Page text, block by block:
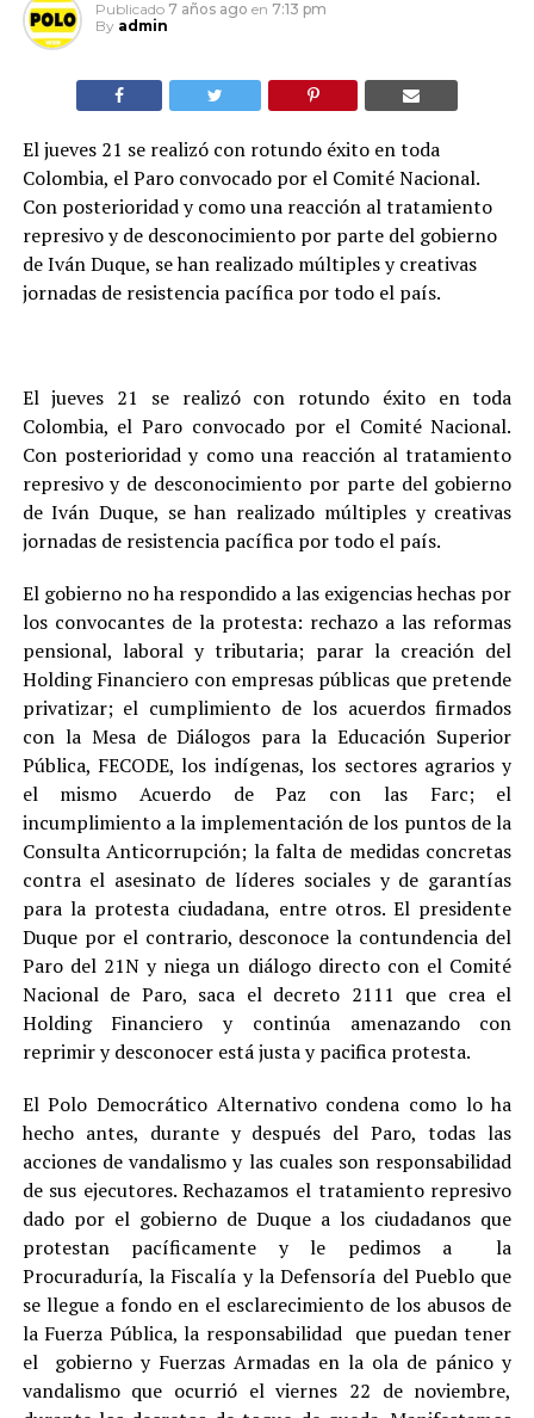
Publicado 7 años ago en 7:13 pm
By admin
El jueves 21 se realizó con rotundo éxito en toda
Colombia, el Paro convocado por el Comité Nacional.
Con posterioridad y como una reacción al tratamiento
represivo y de desconocimiento por parte del gobierno
de Iván Duque, se han realizado múltiples y creativas
jornadas de resistencia pacífica por todo el país.
El jueves 21 se realizó con rotundo éxito en toda
Colombia, el Paro convocado por el Comité Nacional.
Con posterioridad y como una reacción al tratamiento
represivo y de desconocimiento por parte del gobierno
de Iván Duque, se han realizado múltiples y creativas
jornadas de resistencia pacífica por todo el país.
El gobierno no ha respondido a las exigencias hechas por
los convocantes de la protesta: rechazo a las reformas
pensional, laboral y tributaria; parar la creación del
Holding Financiero con empresas públicas que pretende
privatizar; el cumplimiento de los acuerdos firmados
con la Mesa de Diálogos para la Educación Superior
Pública, FECODE, los indígenas, los sectores agrarios y
el mismo Acuerdo de Paz con las Farc; el
incumplimiento a la implementación de los puntos de la
Consulta Anticorrupción; la falta de medidas concretas
contra el asesinato de líderes sociales y de garantías
para la protesta ciudadana, entre otros. El presidente
Duque por el contrario, desconoce la contundencia del
Paro del 21N y niega un diálogo directo con el Comité
Nacional de Paro, saca el decreto 2111 que crea el
Holding Financiero y continúa amenazando con
reprimir y desconocer está justa y pacifica protesta.
El Polo Democrático Alternativo condena como lo ha
hecho antes, durante y después del Paro, todas las
acciones de vandalismo y las cuales son responsabilidad
de sus ejecutores. Rechazamos el tratamiento represivo
dado por el gobierno de Duque a los ciudadanos que
protestan pacíficamente y le pedimos a la
Procuraduría, la Fiscalía y la Defensoría del Pueblo que
se llegue a fondo en el esclarecimiento de los abusos de
la Fuerza Pública, la responsabilidad que puedan tener
el gobierno y Fuerzas Armadas en la ola de pánico y
vandalismo que ocurrió el viernes 22 de noviembre,